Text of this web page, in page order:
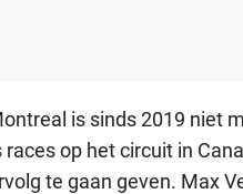
is sinds 2019 niet
op het circuit in
te gaan geven. Max